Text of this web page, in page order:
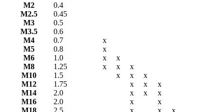
М2
0.4
М2.5
0.45
М3
0.5
М3.5
0.6
М4
0.7
х
М5
0.8
х
М6
1.0 х
х
М8
1.25 х х
х
М10
1.5 х х
х
М12
1.75 х х
х
М14
2.0 х х
х
М16
2.0 х
х
М18
2.5 х х
х